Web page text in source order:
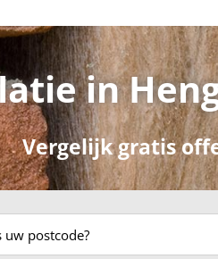
in
Vergelijk gratis